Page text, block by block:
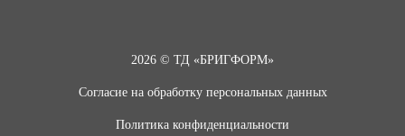
2026 © ТД «БРИГФОРМ»
Политика конфиденциальности
Согласие на обработку персональных данных